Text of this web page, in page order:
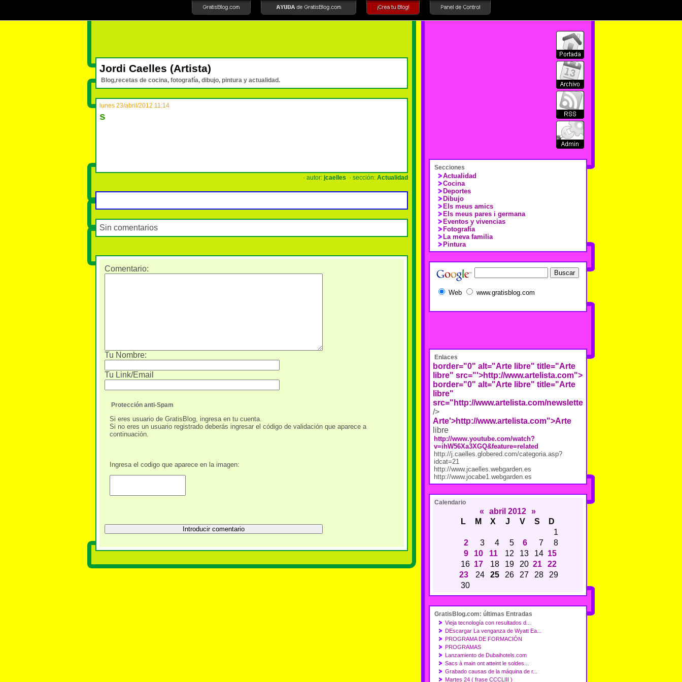
Jordi Caelles (Artista)
Blog,recetas de cocina, fotografía, dibujo, pintura y actualidad.
lunes 23/abril/2012 11:14
s
· autor: jcaelles · sección: Actualidad
Sin comentarios
Comentario:
Tu Nombre:
Tu Link/Email
Protección anti-Spam
Si eres usuario de GratisBlog, ingresa en tu cuenta.
Si no eres un usuario registrado deberás ingresar el código de validación que aparece a
continuación.
Ingresa el codigo que aparece en la imagen:
Secciones
Actualidad
Cocina
Deportes
Dibujo
Els meus amics
Els meus pares i germana
Eventos y vivencias
Fotografía
La meva familia
Pintura
Web www.gratisblog.com
Enlaces
border="0" alt="Arte libre" title="Arte
libre" src="'>http://www.artelista.com">
border="0" alt="Arte libre" title="Arte
libre"
src=" http://www.artelista.com/newsletter/images/repositorio/7/2/
/>
Arte'>http://www.artelista.com">Arte
libre
http://www.youtube.com/watch?
v=ihW56Xa3XGQ&feature=related
http://j.caelles.globered.com/categoria.asp?
idcat=21
http://www.jcaelles.webgarden.es
http://www.jocabe1.webgarden.es
Calendario
« abril 2012
»
L
M X J V S
D
1
2
3 4 5 6 7
8
9
10 11 12 13 14 15
16 17 18 19 20 21
22
23
24 25 26 27 28
29
30
GratisBlog.com: últimas Entradas
Vieja tecnología con resultados d...
DEscargar La venganza de Wyatt Ea...
PROGRAMA DE FORMACIÓN
PROGRAMAS
Lanzamiento de Dubaihotels.com
Sacs à main ont atteint le soldes...
Grabado causas de la máquina de r...
Martes 24 ( frase CCCLIII )